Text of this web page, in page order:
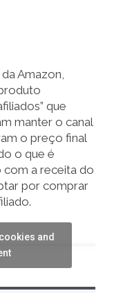
Amazon,
que
manter o canal
o preço final
o que é
com a receita do
por comprar
and